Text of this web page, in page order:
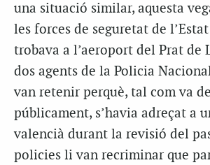
una situació similar, aquesta
les forces de seguretat de
trobava a l’aeroport del Prat de
dos agents de la Policia
van retenir perquè, tal com va
públicament, s’havia adreçat a
valencià durant la revisió del
policies li van recriminar que